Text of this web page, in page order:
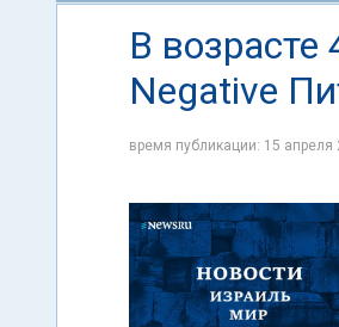
В возрасте
Negative
время публикации: 15 апреля